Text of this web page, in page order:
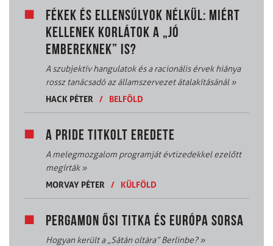
FÉKEK ÉS ELLENSÚLYOK NÉLKÜL: MIÉRT
KELLENEK KORLÁTOK A „JÓ
EMBEREKNEK” IS?
A szubjektív hangulatok és a racionális érvek hiánya
rossz tanácsadó az államszervezet átalakításánál»
HACK PÉTER
/ BELFÖLD
A PRIDE TITKOLT EREDETE
A melegmozgalom programját évtizedekkel ezelőtt
megírták»
MORVAY PÉTER
/ KÜLFÖLD
PERGAMON ŐSI TITKA ÉS EURÓPA SORSA
Hogyan került a „Sátán oltára” Berlinbe?»